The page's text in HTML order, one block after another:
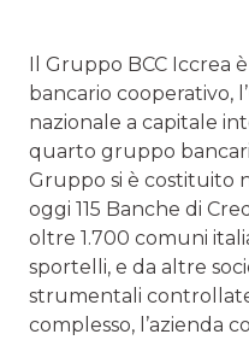
Il Gruppo BCC Iccrea
bancario cooperativo,
nazionale a capitale
quarto gruppo
Gruppo si è costituito
oggi 115 Banche di
oltre 1.700 comuni
sportelli, e da altre
strumentali controllate
complesso, l’azienda